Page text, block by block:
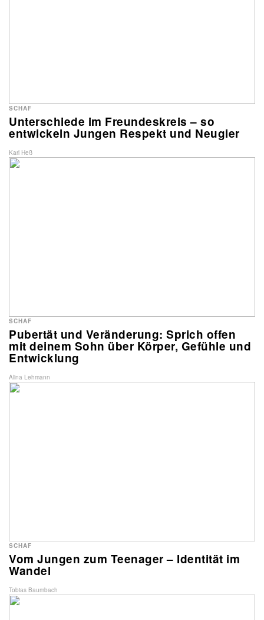
Unterschiede im Freundeskreis – so
entwickeln Jungen Respekt und Neugier
SCHAF
Karl Heß
Pubertät und Veränderung: Sprich offen
mit deinem Sohn über Körper, Gefühle und
Entwicklung
SCHAF
Alina Lehmann
Vom Jungen zum Teenager – Identität im
Wandel
SCHAF
Tobias Baumbach